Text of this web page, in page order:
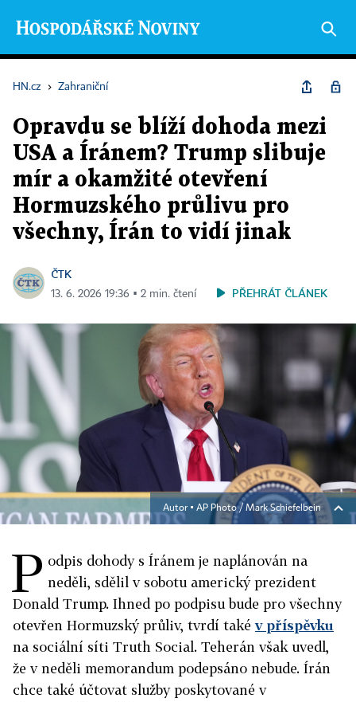
HN.cz › Zahraniční
Opravdu se blíží dohoda mezi
USA a Íránem? Trump slibuje
mír a okamžité otevření
Hormuzského průlivu pro
všechny, Írán to vidí jinak
ČTK
13. 6. 2026 19:36 ▪ 2 min. čtení PŘEHRÁT ČLÁNEK
Autor ▪ AP Photo / Mark Schiefelbein
P odpis dohody s Íránem je naplánován na
neděli, sdělil v sobotu americký prezident
Donald Trump. Ihned po podpisu bude pro všechny
otevřen Hormuzský průliv, tvrdí takév příspěvku
na sociální síti Truth Social. Teherán však uvedl,
že v neděli memorandum podepsáno nebude. Írán
chce také účtovat služby poskytované v